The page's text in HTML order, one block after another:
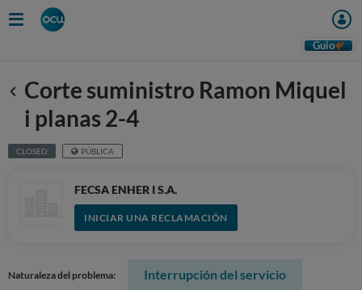
Guio
Anterior
Corte suministro Ramon Miquel
i planas 2-4
CLOSED PÚBLICA
FECSA ENHER I S.A.
INICIAR UNA RECLAMACIÓN
Naturaleza del problema: Interrupción del servicio